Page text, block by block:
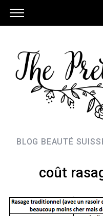
BLOG BEAUTÉ
coût
S
e